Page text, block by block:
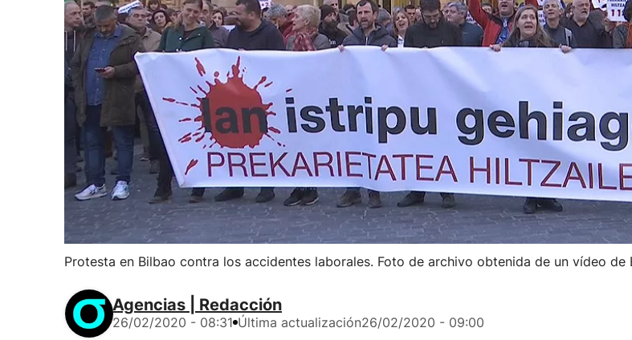
Protesta en Bilbao contra los accidentes laborales. Foto de archivo obtenida de un vídeo de
Agencias | Redacción
26/02/2020 - 08:31 Última actualización26/02/2020 - 09:00